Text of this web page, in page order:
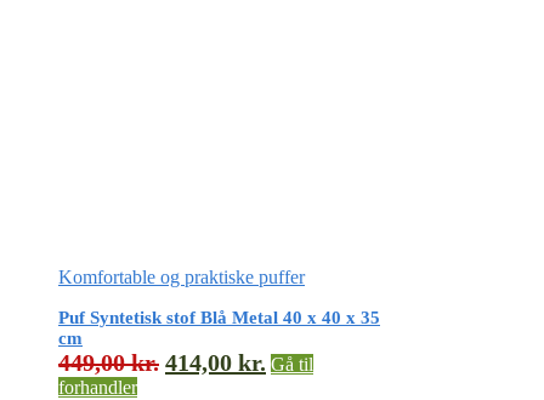
Komfortable og praktiske puffer
Puf Syntetisk stof Blå Metal 40 x 40 x 35
cm
449,00kr. 414,00 kr. Gå til
forhandler